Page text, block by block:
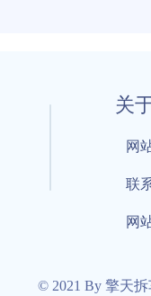
关
网
联
网
© 2021 By 擎天